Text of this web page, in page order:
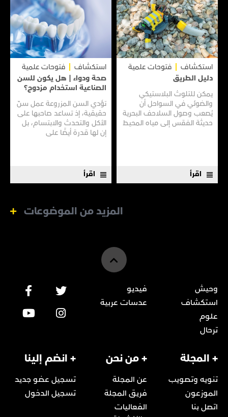
استكشاف
فتوحات علمية
دليل الطريق
يمكن للتلوث البلاستيكي
والضوئي في السواحل أن
يُصعب وصول السلاحف البحرية
حديثة الفقس إلى مياه المحيط
اقرأ
استكشاف
فتوحات علمية
صحة ودواء | هل يكون للسن
الصناعية استخدام مزدوج؟
تؤدي السن المزروعة عمل سنّ
حقيقية، إذ تساعد صاحبها على
الأكل والتحدث والابتسام، بل
إن لها قدرة أيضًا على
اقرأ
المزيد من الموضوعات
وحيش
استكشاف
علوم
ترحال
فيديو
عدسات عربية
+ المجلة
تنويه وتصويب
الموزعون
اتصل بنا
+ من نحن
عن المجلة
فريق المجلة
الفعاليات
+ انضم إلينا
تسجيل عضو جديد
تسجيل الدخول